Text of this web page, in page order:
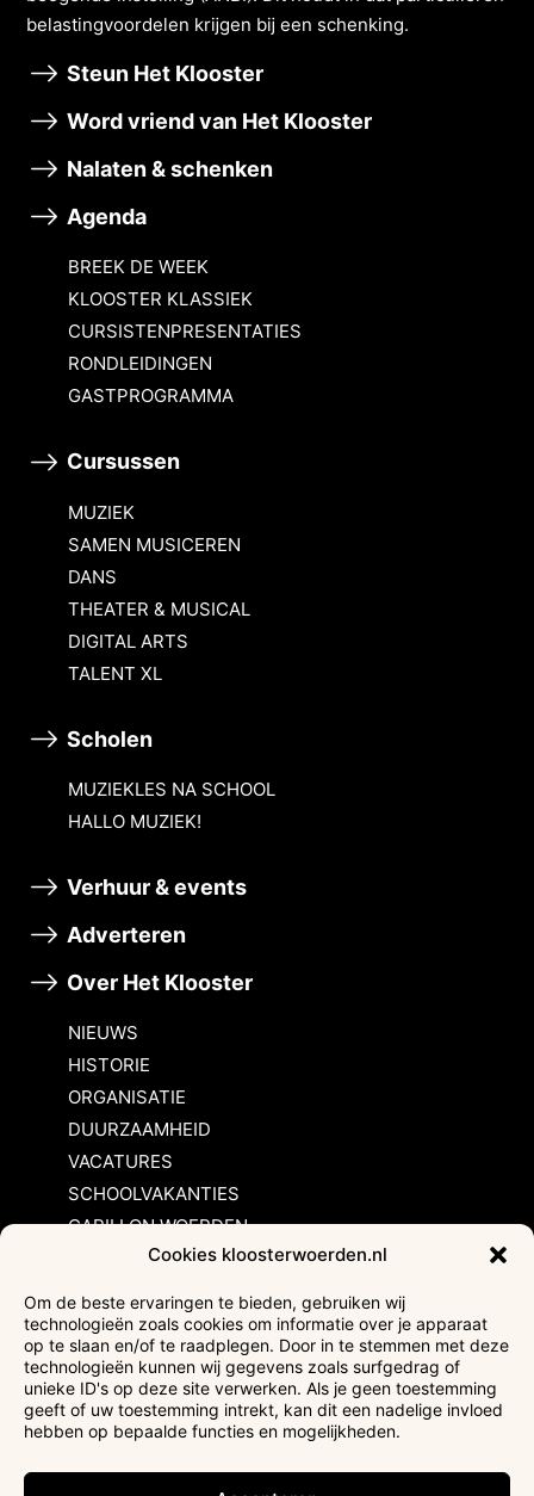
Cookies kloosterwoerden.nl
Om de beste ervaringen te bieden, gebruiken wij
technologieën zoals cookies om informatie over je apparaat
op te slaan en/of te raadplegen. Door in te stemmen met deze
technologieën kunnen wij gegevens zoals surfgedrag of
unieke ID's op deze site verwerken. Als je geen toestemming
geeft of uw toestemming intrekt, kan dit een nadelige invloed
hebben op bepaalde functies en mogelijkheden.
belastingvoordelen krĳgen bĳ een schenking.
Steun Het Klooster
Word vriend van Het Klooster
Nalaten & schenken
Agenda
BREEK DE WEEK
KLOOSTER KLASSIEK
CURSISTENPRESENTATIES
RONDLEIDINGEN
GASTPROGRAMMA
Cursussen
MUZIEK
SAMEN MUSICEREN
DANS
THEATER & MUSICAL
DIGITAL ARTS
TALENT XL
Scholen
MUZIEKLES NA SCHOOL
HALLO MUZIEK!
Verhuur & events
Adverteren
Over Het Klooster
NIEUWS
HISTORIE
ORGANISATIE
DUURZAAMHEID
VACATURES
SCHOOLVAKANTIES
CARILLON WOERDEN
Inschrijvingsvoorwaarden
Bezoekersvoorwaarden
Huurvoorwaarden
Privacyverklaring
Ticketverkoop